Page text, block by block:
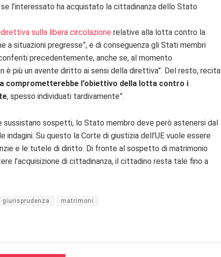
se l’interessato ha acquistato la cittadinanza dello Stato
direttiva sulla libera circolazione relative alla lotta contro la
a situazioni pregresse”, e di conseguenza gli Stati membri
precedentemente, anche se, al momento
è più un avente diritto ai sensi della direttiva”. Del resto, recita
comprometterebbe l’obiettivo della lotta contro i
, spesso individuati tardivamente”.
sospetti, lo Stato membro deve però astenersi dal
Su questo la Corte di giustizia dell’UE vuole essere
e le tutele di diritto. Di fronte al sospetto di matrimonio
l’acquisizione di cittadinanza, il cittadino resta tale fino a
giurisprudenza matrimoni